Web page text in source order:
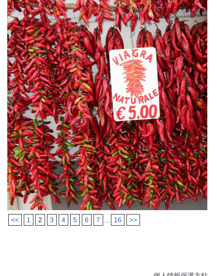
<< 1 2 3 4 5 6 7 ... 16 >>